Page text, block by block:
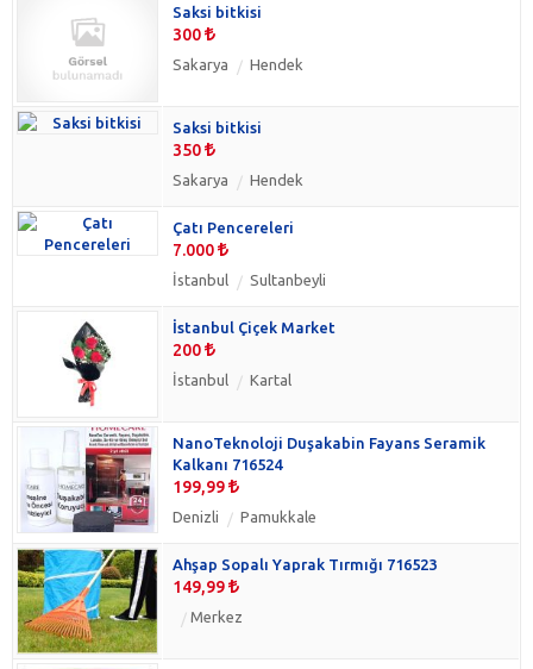
Saksi bitkisi
300
Sakarya Hendek
Saksi bitkisi
350
Sakarya Hendek
Çatı Pencereleri
7.000
İstanbul Sultanbeyli
İstanbul Çiçek Market
200
İstanbul Kartal
NanoTeknoloji Duşakabin Fayans Seramik
Kalkanı 716524
199,99
Denizli Pamukkale
Ahşap Sopalı Yaprak Tırmığı 716523
149,99
Merkez